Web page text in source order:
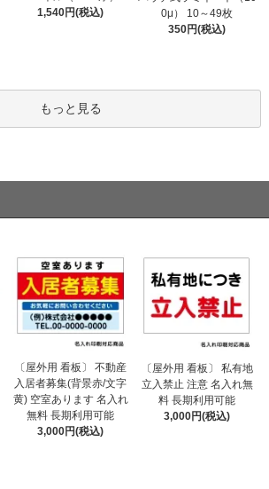
1,540円(税込)
0μ） 10～49枚
350円(税込)
もっと見る
〔屋外用 看板〕 不動産
入居者募集(背景赤/文字
黄) 空室あります 名入れ
無料 長期利用可能
3,000円(税込)
〔屋外用 看板〕 私有地
立入禁止 注意 名入れ無
料 長期利用可能
3,000円(税込)